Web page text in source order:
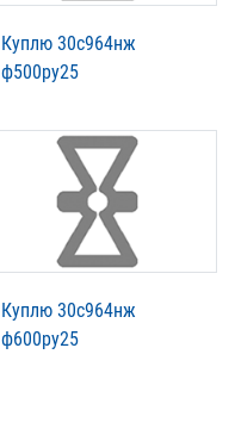
Куплю 30с964нж
ф500ру25
Куплю 30с964нж
ф600ру25